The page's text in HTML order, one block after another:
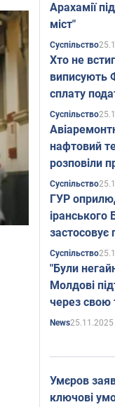
Арахамії
міст"
Суспільство
Хто не
виписують
сплату
Суспільство
нафтовий
розповіли
Суспільство
ГУР
застосовує
Суспільство
"Були
Молдові
через свою
News
Умєров
ключові